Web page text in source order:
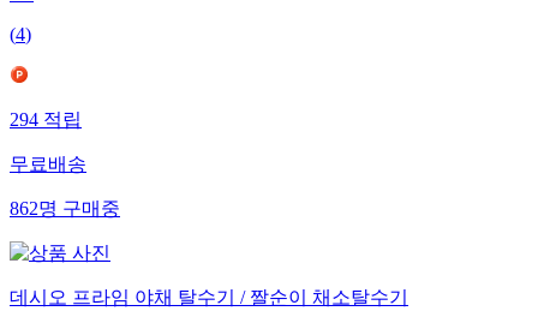
(4)
294적립
무료배송
862명구매중
데시오 프라임 야채 탈수기 / 짤순이 채소탈수기